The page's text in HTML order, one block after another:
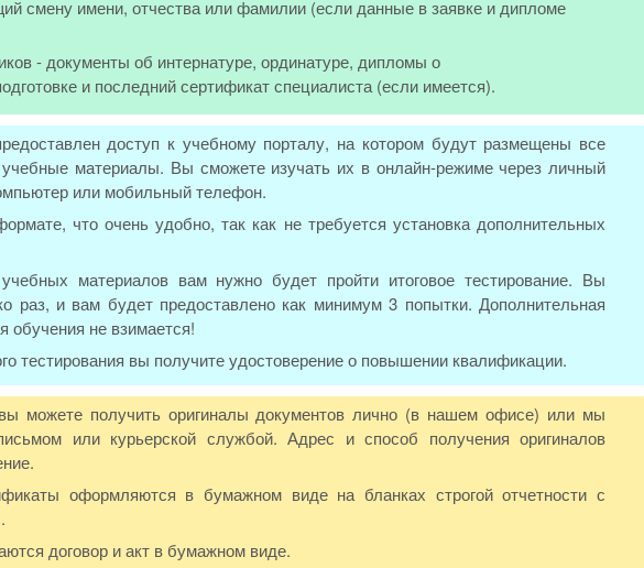
смену имени, отчества или фамилии (если данные в заявке и дипломе
- документы об интернатуре, ординатуре, дипломы о
и последний сертификат специалиста (если имеется).
доступ к учебному порталу, на котором будут размещены все
материалы. Вы сможете изучать их в онлайн-режиме через личный
или мобильный телефон.
что очень удобно, так как не требуется установка дополнительных
материалов вам нужно будет пройти итоговое тестирование. Вы
раз, и вам будет предоставлено как минимум 3 попытки. Дополнительная
обучения не взимается!
тестирования вы получите удостоверение о повышении квалификации.
можете получить оригиналы документов лично (в нашем офисе) или мы
или курьерской службой. Адрес и способ получения оригиналов
оформляются в бумажном виде на бланках строгой отчетности с
договор и акт в бумажном виде.